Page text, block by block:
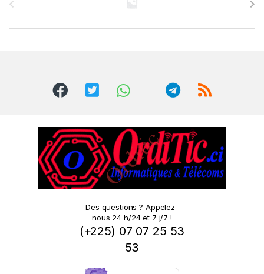
Des questions ? Appelez-
nous 24 h/24 et 7 j/7 !
(+225) 07 07 25 53
53